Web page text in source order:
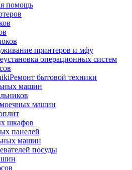
помощь
принтеров и мфу
операционных систем
Ремонт бытовой техники
машин
машин
шкафов
панелей
машин
посуды